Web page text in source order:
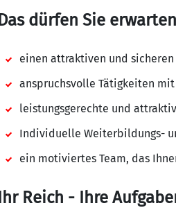
Das dürfen Sie
einen attraktiven und
anspruchsvolle Tätigkeiten
leistungsgerechte und
Individuelle Weiterbildungs-
ein motiviertes Team, das
Ihr Reich - Ihre